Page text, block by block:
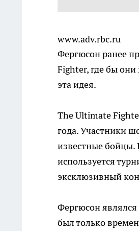
www.adv.rbc.ru
Фергюсон ранее
Fighter, где бы
эта идея.
The Ultimate
года. Участники
известные бойцы.
используется
эксклюзивный
Фергюсон
был только